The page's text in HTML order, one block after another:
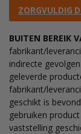
ZORGVULDIG
BUITEN BEREIK
fabrikant/
indirecte
geleverde
fabrikant/
geschikt is
gebruiken
vaststelling